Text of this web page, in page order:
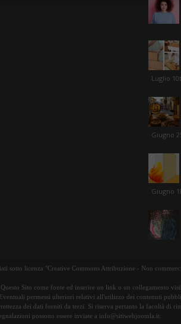
Luglio
Giugno
Giugno
sotto licenza "Creative Commons Attribuzione - Non
Sito come fonte ed inserire un link o un collegamento
permessi ulteriori relativi all'utilizzo dei contenuti
dei dati forniti da terzi. Si riserva pertanto la facoltà di
possono essere inviate a info@sitiwebjoomla.it.